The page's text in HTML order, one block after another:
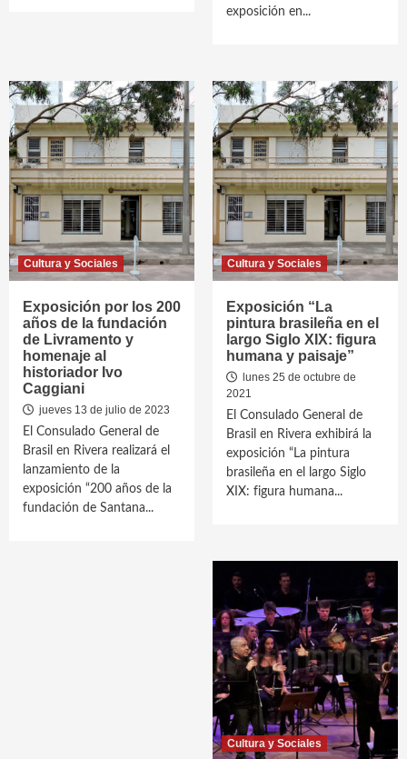
exposición en...
Cultura y Sociales
Exposición por los 200
años de la fundación
de Livramento y
homenaje al
historiador Ivo
Caggiani
jueves 13 de julio de 2023
El Consulado General de
Brasil en Rivera realizará el
lanzamiento de la
exposición “200 años de la
fundación de Santana...
Cultura y Sociales
Exposición “La
pintura brasileña en el
largo Siglo XIX: figura
humana y paisaje”
lunes 25 de octubre de
2021
El Consulado General de
Brasil en Rivera exhibirá la
exposición “La pintura
brasileña en el largo Siglo
XIX: figura humana...
Cultura y Sociales